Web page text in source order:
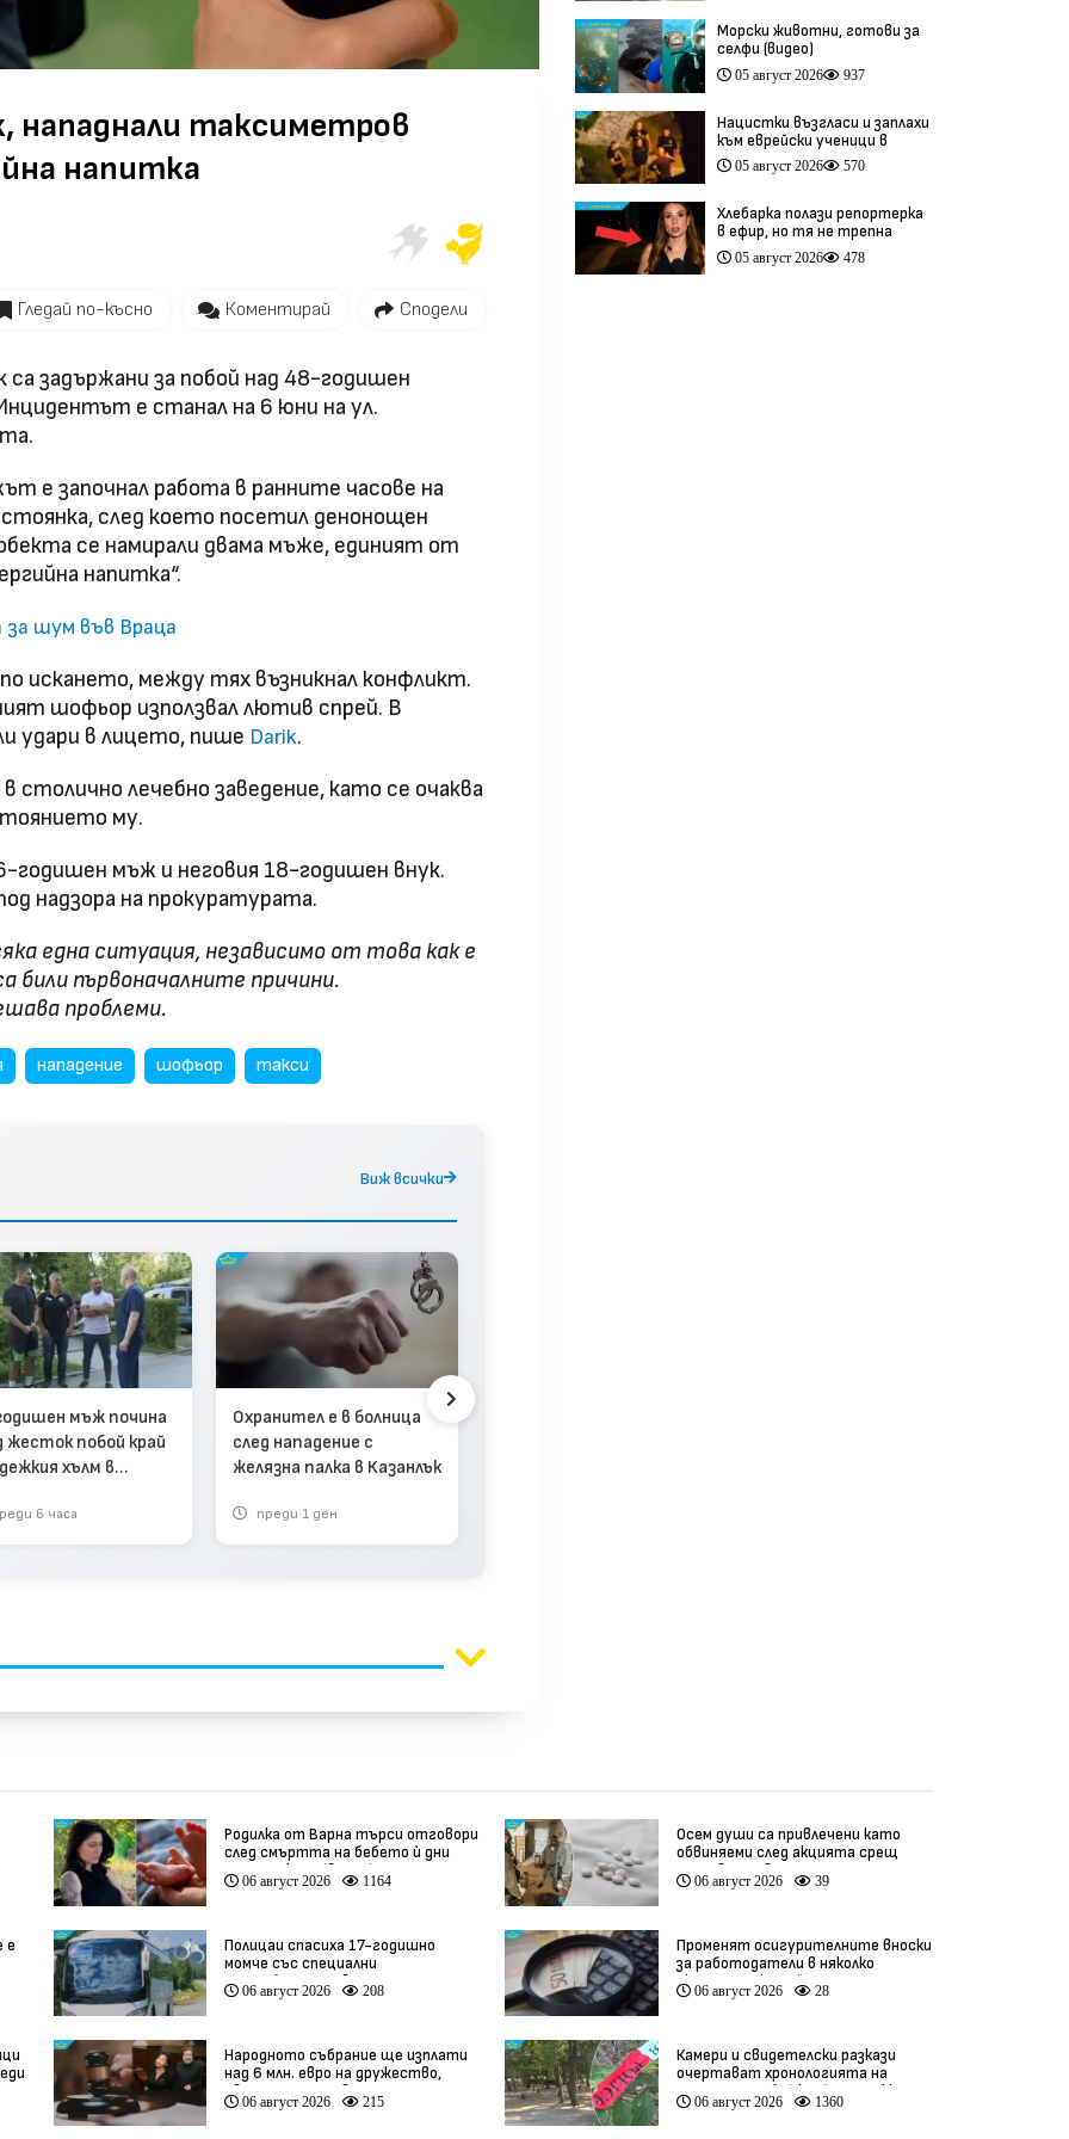
нападнали таксиметров
напитка
Гледай по-късно Коментирай Сподели
задържани за побой над 48-годишен
е станал на 6 юни на ул.
е започнал работа в ранните часове на
след което посетил денонощен
се намирали двама мъже, единият от
напитка“.
за шум във Враца
искането, между тях възникнал конфликт.
шофьор използвал лютив спрей. В
удари в лицето, пише Darik.
лечебно заведение, като се очаква
му.
годишен мъж и неговия 18-годишен внук.
надзора на прокуратурата.
една ситуация, независимо от това как е
били първоначалните причини.
проблеми.
нападение шофьор такси
Виж всички
мъж почина
жесток побой край
хълм в
6 часа
Охранител е в болница
след нападение с
желязна палка в Казанлък
преди 1 ден
Морски животни, готови за
селфи (видео)
05 август 2026 937
Нацистки възгласи и заплахи
към еврейски ученици в
Банско разтърсиха Италия
(видео)
05 август 2026 570
Хлебарка полази репортерка
в ефир, но тя не трепна
(видео)05 август 2026 478
Родилка от Варна търси отговори
след смъртта на бебето ѝ дни
преди секцио (видео)
06 август 2026 1164
Осем души са привлечени като
обвиняеми след акцията срещ
производство на фентанил
06 август 2026 39
е
Полицаи спасиха 17-годишно
момче със специални
потребности, свалено от
автобус
06 август 2026 208
Променят осигурителните вноски
за работодатели в няколко
икономически дейности
06 август 2026 28
Народното събрание ще изплати
над 6 млн. евро на дружество,
свързано с Баневи
06 август 2026 215
Камери и свидетелски разкази
очертават хронологията на
фаталния побой край Младежкия
хълм (видео)
06 август 2026 1360